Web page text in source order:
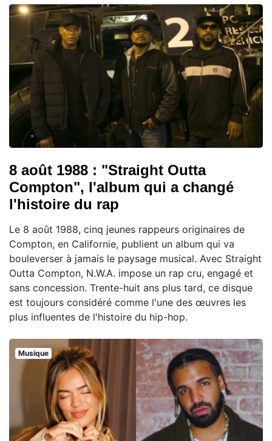
8 août 1988 : "Straight Outta
Compton", l'album qui a changé
l'histoire du rap
Le 8 août 1988, cinq jeunes rappeurs originaires de
Compton, en Californie, publient un album qui va
bouleverser à jamais le paysage musical. Avec Straight
Outta Compton, N.W.A. impose un rap cru, engagé et
sans concession. Trente-huit ans plus tard, ce disque
est toujours considéré comme l'une des œuvres les
plus influentes de l'histoire du hip-hop.
Musique